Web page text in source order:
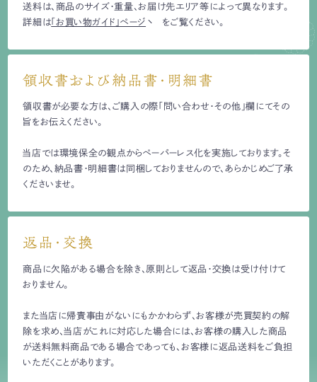
送料は、商品のサイズ・重量、お届け先エリア等によって異なります。
詳細は「お買い物ガイド」ページ をご覧ください。
領収書および納品書・明細書
領収書が必要な方は、ご購入の際「問い合わせ・その他」欄にてその
旨をお伝えください。
当店では環境保全の観点からペーパーレス化を実施しております。そ
のため、納品書・明細書は同梱しておりませんので、あらかじめご了承
くださいませ。
返品・交換
商品に欠陥がある場合を除き、原則として返品・交換は受け付けて
おりません。
また当店に帰責事由がないにもかかわらず、お客様が売買契約の解
除を求め、当店がこれに対応した場合には、お客様の購入した商品
が送料無料商品である場合であっても、お客様に返品送料をご負担
いただくことがあります。